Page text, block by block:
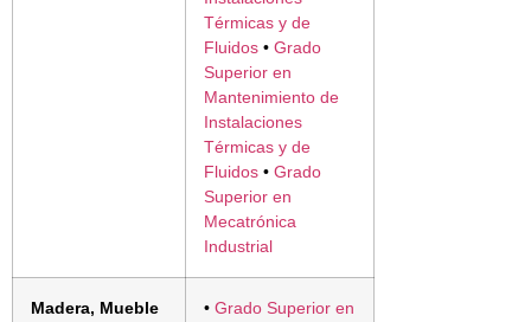
Térmicas y de
Fluidos • Grado
Superior en
Mantenimiento de
Instalaciones
Térmicas y de
Fluidos • Grado
Superior en
Mecatrónica
Industrial
Madera, Mueble
• Grado Superior en